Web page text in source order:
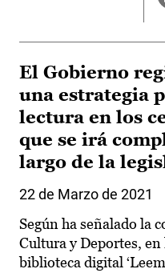
El Gobierno
una estrategia
lectura en los
que se irá
largo de la
22 de Marzo de 2021
Según ha señalado la
Cultura y Deportes,
biblioteca digital